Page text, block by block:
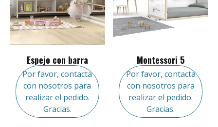
Espejo con barra
Por favor, contacta
con nosotros para
realizar el pedido.
Gracias.
Montessori 5
Por favor, contacta
con nosotros para
realizar el pedido.
Gracias.